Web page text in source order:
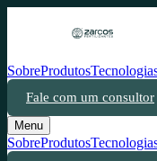
SobreProdutos
Fale com um consultor
Menu
SobreProdutos